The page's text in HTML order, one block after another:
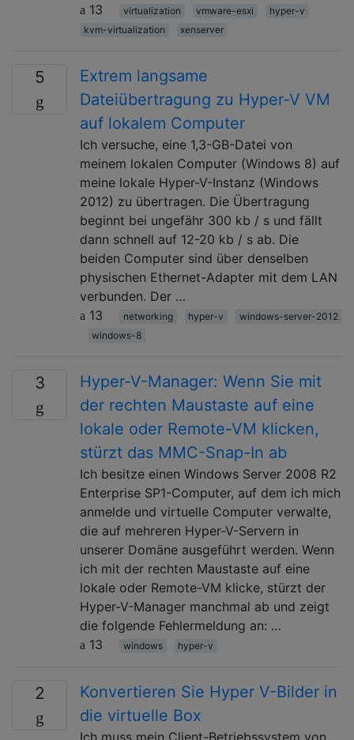
13
virtualization vmware-esxi
hyper-v
kvm-virtualization
xenserver
5
Extrem langsame
Dateiübertragung zu Hyper-V VM
auf lokalem Computer
Ich versuche, eine 1,3-GB-Datei von
meinem lokalen Computer (Windows 8) auf
meine lokale Hyper-V-Instanz (Windows
2012) zu übertragen. Die Übertragung
beginnt bei ungefähr 300 kb / s und fällt
dann schnell auf 12-20 kb / s ab. Die
beiden Computer sind über denselben
physischen Ethernet-Adapter mit dem LAN
verbunden. Der …
13
networking hyper-v
windows-server-2012
windows-8
3
Hyper-V-Manager: Wenn Sie mit
der rechten Maustaste auf eine
lokale oder Remote-VM klicken,
stürzt das MMC-Snap-In ab
Ich besitze einen Windows Server 2008 R2
Enterprise SP1-Computer, auf dem ich mich
anmelde und virtuelle Computer verwalte,
die auf mehreren Hyper-V-Servern in
unserer Domäne ausgeführt werden. Wenn
ich mit der rechten Maustaste auf eine
lokale oder Remote-VM klicke, stürzt der
Hyper-V-Manager manchmal ab und zeigt
die folgende Fehlermeldung an: …
13
windows hyper-v
2
Konvertieren Sie Hyper V-Bilder in
die virtuelle Box
Ich muss mein Client-Betriebssystem von